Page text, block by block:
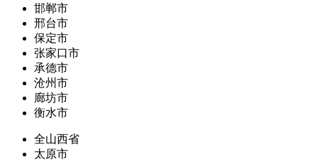
邯郸市
邢台市
保定市
张家口市
承德市
沧州市
廊坊市
衡水市
全山西省
太原市